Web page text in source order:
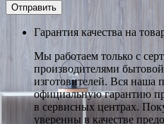
Гарантия качества на
Мы работаем только с
производителями
изготовителей. Вся наша
официальную гарантию
в сервисных центрах.
уверенны в качестве